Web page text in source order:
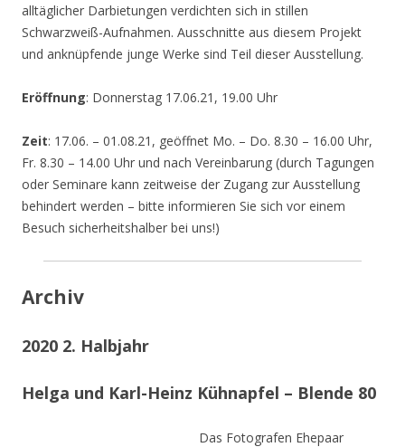
alltäglicher Darbietungen verdichten sich in stillen
Schwarzweiß-Aufnahmen. Ausschnitte aus diesem Projekt
und anknüpfende junge Werke sind Teil dieser Ausstellung.
Eröffnung: Donnerstag 17.06.21, 19.00 Uhr
Zeit: 17.06. – 01.08.21, geöffnet Mo. – Do. 8.30 – 16.00 Uhr,
Fr. 8.30 – 14.00 Uhr und nach Vereinbarung (durch Tagungen
oder Seminare kann zeitweise der Zugang zur Ausstellung
behindert werden – bitte informieren Sie sich vor einem
Besuch sicherheitshalber bei uns!)
Archiv
2020 2. Halbjahr
Helga und Karl-Heinz Kühnapfel – Blende 80
Das Fotografen Ehepaar